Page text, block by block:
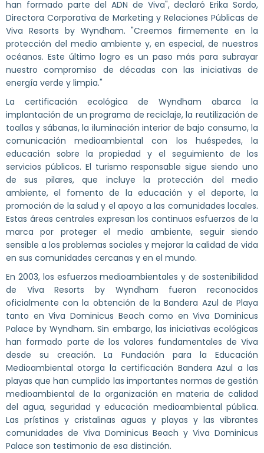
han formado parte del ADN de Viva", declaró Erika Sordo,
Directora Corporativa de Marketing y Relaciones Públicas de
Viva Resorts by Wyndham. "Creemos firmemente en la
protección del medio ambiente y, en especial, de nuestros
océanos. Este último logro es un paso más para subrayar
nuestro compromiso de décadas con las iniciativas de
energía verde y limpia."
La certificación ecológica de Wyndham abarca la
implantación de un programa de reciclaje, la reutilización de
toallas y sábanas, la iluminación interior de bajo consumo, la
comunicación medioambiental con los huéspedes, la
educación sobre la propiedad y el seguimiento de los
servicios públicos. El turismo responsable sigue siendo uno
de sus pilares, que incluye la protección del medio
ambiente, el fomento de la educación y el deporte, la
promoción de la salud y el apoyo a las comunidades locales.
Estas áreas centrales expresan los continuos esfuerzos de la
marca por proteger el medio ambiente, seguir siendo
sensible a los problemas sociales y mejorar la calidad de vida
en sus comunidades cercanas y en el mundo.
En 2003, los esfuerzos medioambientales y de sostenibilidad
de Viva Resorts by Wyndham fueron reconocidos
oficialmente con la obtención de la Bandera Azul de Playa
tanto en Viva Dominicus Beach como en Viva Dominicus
Palace by Wyndham. Sin embargo, las iniciativas ecológicas
han formado parte de los valores fundamentales de Viva
desde su creación. La Fundación para la Educación
Medioambiental otorga la certificación Bandera Azul a las
playas que han cumplido las importantes normas de gestión
medioambiental de la organización en materia de calidad
del agua, seguridad y educación medioambiental pública.
Las prístinas y cristalinas aguas y playas y las vibrantes
comunidades de Viva Dominicus Beach y Viva Dominicus
Palace son testimonio de esa distinción.